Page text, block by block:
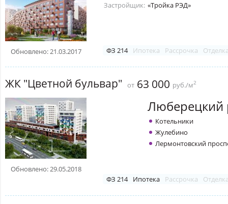
Обновлено: 21.03.2017
Застройщик: «Тройка РЭД»
ФЗ 214 Ипотека Рассрочка
ЖК "Цветной бульвар" от 63 000 руб./м2
Обновлено: 29.05.2018
Люберецкий
Котельники
Жулебино
Лермонтовский
ФЗ 214 Ипотека Рассрочка